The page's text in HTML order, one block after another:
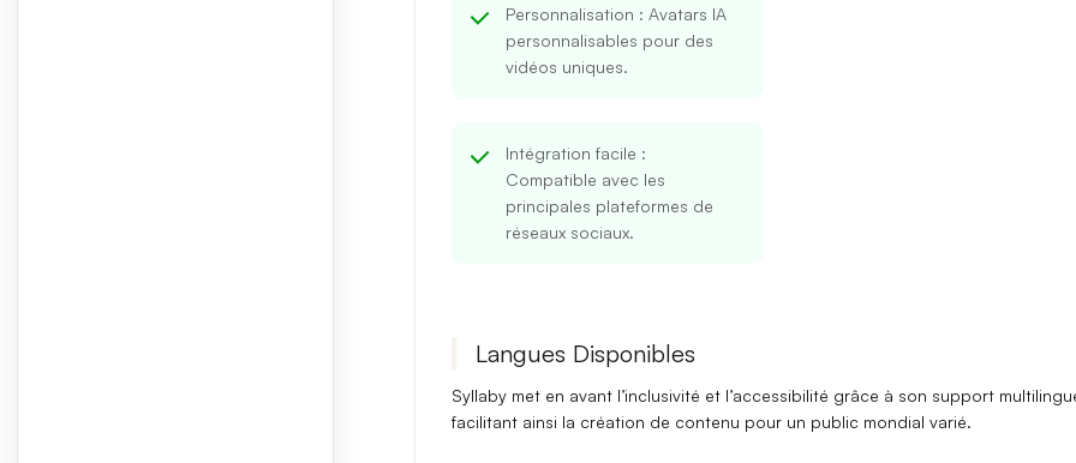
Ou continuer avec
Personnalisation : Avatars IA
personnalisables pour des
vidéos uniques.
Intégration facile :
Compatible avec les
principales plateformes de
réseaux sociaux.
Langues Disponibles
Syllaby met en avant l’inclusivité et l’accessibilité grâce à son support
facilitant ainsi la création de contenu pour un public mondial varié.